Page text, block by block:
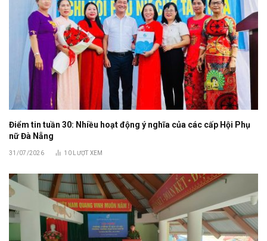
Điểm tin tuần 30: Nhiều hoạt động ý nghĩa của các cấp Hội Phụ
nữ Đà Nẵng
31/07/2026 10 LƯỢT XEM